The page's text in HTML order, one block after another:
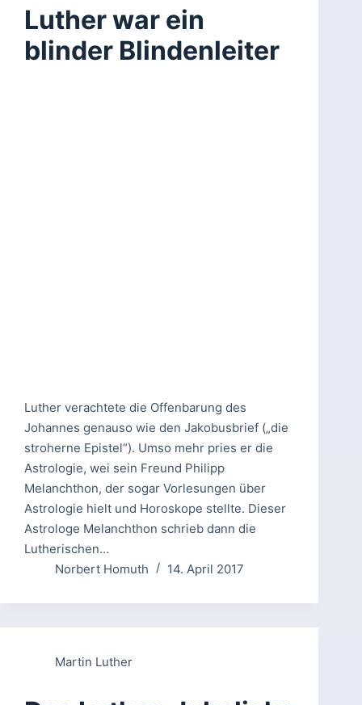
Luther war ein
blinder Blindenleiter
Luther verachtete die Offenbarung des
Johannes genauso wie den Jakobusbrief („die
stroherne Epistel“). Umso mehr pries er die
Astrologie, wei sein Freund Philipp
Melanchthon, der sogar Vorlesungen über
Astrologie hielt und Horoskope stellte. Dieser
Astrologe Melanchthon schrieb dann die
Lutherischen…
Norbert Homuth
14. April 2017
Martin Luther